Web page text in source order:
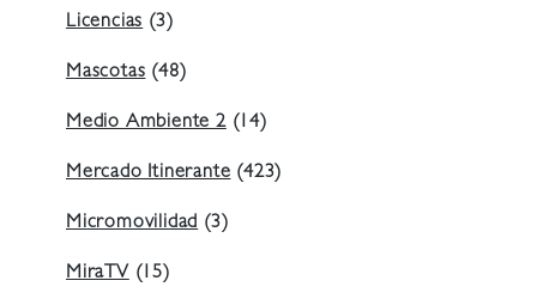
Licencias (3)
Mascotas (48)
Medio Ambiente 2(14)
Mercado Itinerante (423)
Micromovilidad (3)
MiraTV (15)